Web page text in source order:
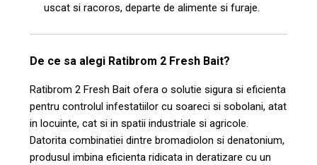
uscat si racoros, departe de alimente si furaje.
De ce sa alegi Ratibrom 2 Fresh Bait?
Ratibrom 2 Fresh Bait ofera o solutie sigura si eficienta
pentru controlul infestatiilor cu soareci si sobolani, atat
in locuinte, cat si in spatii industriale si agricole.
Datorita combinatiei dintre bromadiolon si denatonium,
produsul imbina eficienta ridicata in deratizare cu un